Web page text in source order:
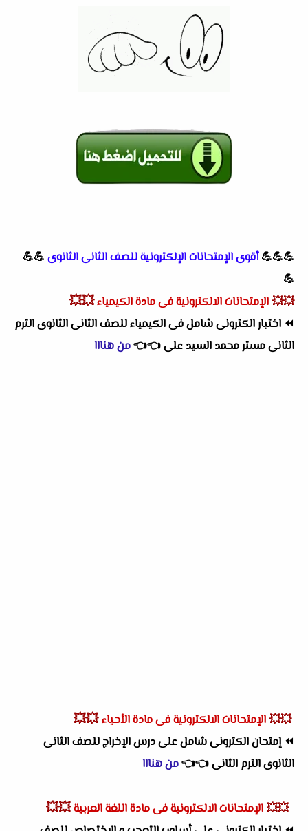
💪💪💪أقوى الإمتحانات الإلكترونية للصف الثانى الثانوى 💪💪
💪
💥💥 الإمتحانات الالكترونية فى مادة الكيمياء💥💥
⏪ اختبار الكترونى شامل فى الكيمياء للصف الثانى الثانوى الترم
الثانى مستر محمد السيد على👈
👈من هنااا
💥💥 الإمتحانات الالكترونية فى مادة الأحياء 💥💥
⏪إمتحان الكترونى شامل على درس الإخراج للصف الثانى
الثانوى الترم الثانى👈
👈من هنااا
💥💥 الإمتحانات الالكترونية فى مادة اللغة العربية💥💥